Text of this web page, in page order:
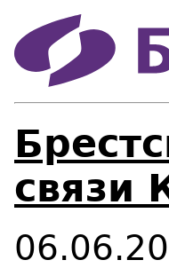
связи